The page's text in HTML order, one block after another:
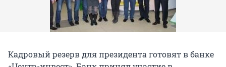
Кадровый резерв для президента готовят в банке